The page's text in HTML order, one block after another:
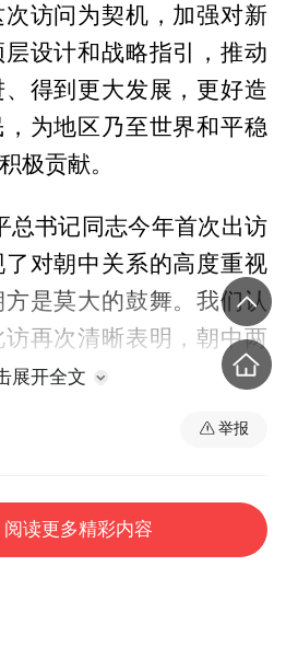
访问为契机，加强对新
设计和战略指引，推动
得到更大发展，更好造
为地区乃至世界和平稳
极贡献。
总书记同志今年首次出访
对朝中关系的高度重视
是莫大的鼓舞。我们认
再次清晰表明，朝中两
正义的历史正确一边，并
展开全文
举报
阅读更多精彩内容